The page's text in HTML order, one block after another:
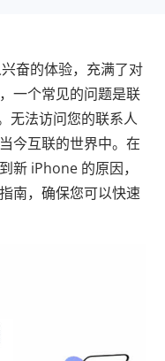
奋的体验，充满了对
一个常见的问题是联
无法访问您的联系人
今互联的世界中。在
新 iPhone 的原因，
南，确保您可以快速